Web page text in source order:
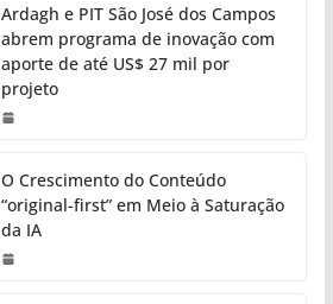
Ardagh e PIT São José dos Campos
abrem programa de inovação com
aporte de até US$ 27 mil por
projeto
O Crescimento do Conteúdo
“original-first” em Meio à Saturação
da IA